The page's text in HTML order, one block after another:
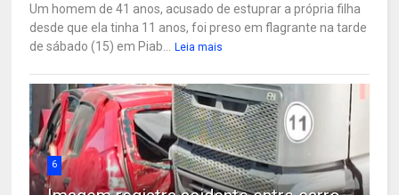
Um homem de 41 anos, acusado de estuprar a própria filha
desde que ela tinha 11 anos, foi preso em flagrante na tarde
de sábado (15) em Piab...
Leia mais
6